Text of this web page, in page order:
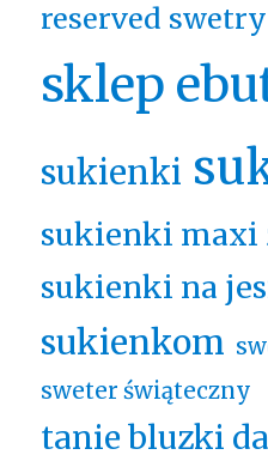
reserved swetry
sklep
sukienki
sukienki maxi
sukienki na
sukienkom
sweter świąteczny
tanie bluzki